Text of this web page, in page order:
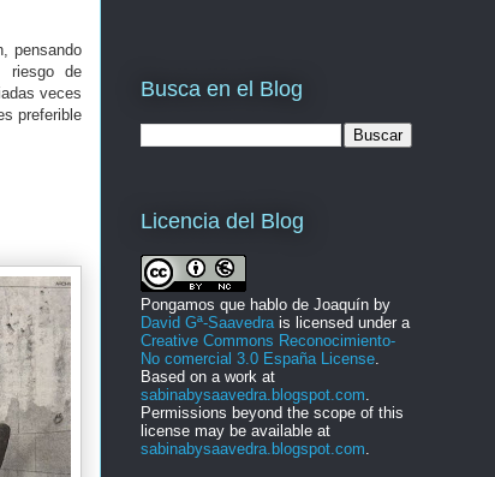
pensando
riesgo de
veces
preferible
Busca en el Blog
Licencia del Blog
Pongamos que hablo de Joaquín by
David Gª-Saavedrais licensed under a
Creative Commons Reconocimiento-
No comercial 3.0 España License.
Based on a work at
sabinabysaavedra.blogspot.com.
Permissions beyond the scope of this
license may be available at
sabinabysaavedra.blogspot.com.